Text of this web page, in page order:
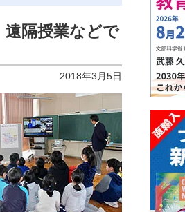
隔授業などで
2018年3月5日